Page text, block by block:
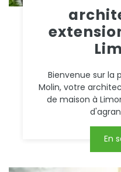
Bienvenue sur la
Molin, votre
de maison à
En